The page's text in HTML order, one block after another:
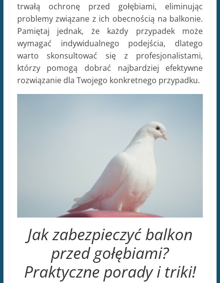
trwałą ochronę przed gołębiami, eliminując
problemy związane z ich obecnością na balkonie.
Pamiętaj jednak, że każdy przypadek może
wymagać indywidualnego podejścia, dlatego
warto skonsultować się z profesjonalistami,
którzy pomogą dobrać najbardziej efektywne
rozwiązanie dla Twojego konkretnego przypadku.
Jak zabezpieczyć balkon
przed gołębiami?
Praktyczne porady i triki!